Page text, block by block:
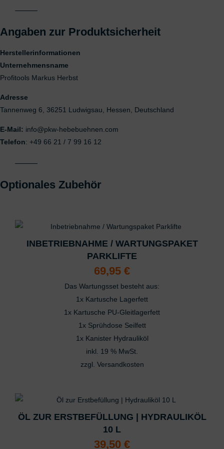
Angaben zur Produktsicherheit
Herstellerinformationen
Unternehmensname
Profitools Markus Herbst
Adresse
Tannenweg 6, 36251 Ludwigsau, Hessen, Deutschland
E-Mail: info@pkw-hebebuehnen.com
Telefon: +49 66 21 / 7 99 16 12
Optionales Zubehör
INBETRIEBNAHME / WARTUNGSPAKET
PARKLIFTE
69,95 €
Das Wartungsset besteht aus:
1x Kartusche Lagerfett
1x Kartusche PU-Gleitlagerfett
1x Sprühdose Seilfett
1x Kanister Hydrauliköl
inkl. 19 % MwSt.
zzgl. Versandkosten
ÖL ZUR ERSTBEFÜLLUNG | HYDRAULIKÖL
10 L
39,50 €